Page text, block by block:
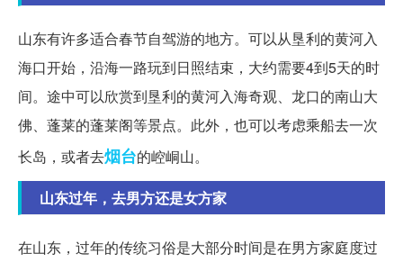
山东有许多适合春节自驾游的地方。可以从垦利的黄河入
海口开始，沿海一路玩到日照结束，大约需要4到5天的时
间。途中可以欣赏到垦利的黄河入海奇观、龙口的南山大
佛、蓬莱的蓬莱阁等景点。此外，也可以考虑乘船去一次
长岛，或者去烟台的崆峒山。
山东过年，去男方还是女方家
在山东，过年的传统习俗是大部分时间是在男方家庭度过